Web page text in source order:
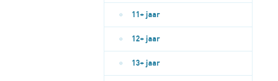
11+ jaar
12+ jaar
13+ jaar